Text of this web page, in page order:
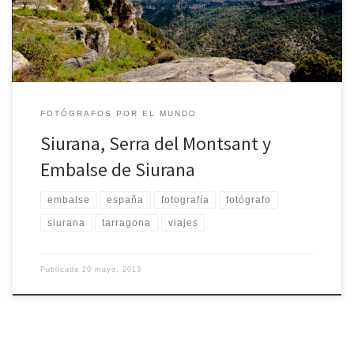
mismo nombre.
FOTÓGRAFOS POR EL MUNDO
Siurana, Serra del Montsant y
Embalse de Siurana
embalse españa fotografía fotógrafo
siurana tarragona viajes
Publicada 20 mayo, 2013